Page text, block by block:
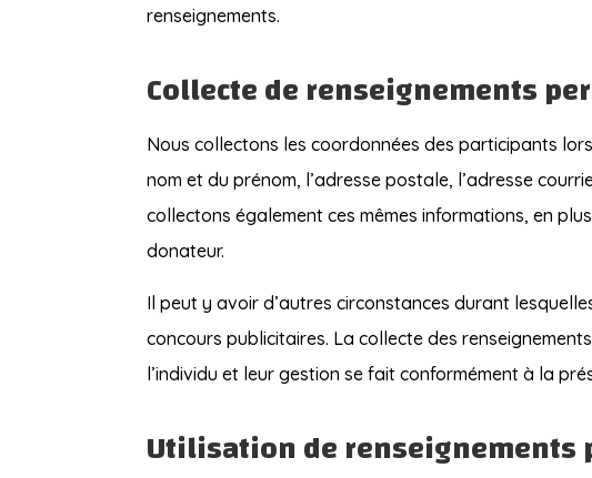
renseignements.
Collecte de renseignements
Nous collectons les coordonnées des participants
nom et du prénom, l’adresse postale, l’adresse
collectons également ces mêmes informations, en
donateur.
Il peut y avoir d’autres circonstances durant
concours publicitaires. La collecte des
l’individu et leur gestion se fait conformément à la
Utilisation de renseignements